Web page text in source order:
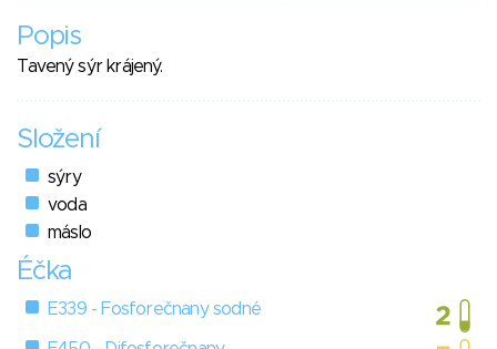
Popis
Tavený sýr krájený.
Složení
sýry
voda
máslo
Éčka
E339 - Fosforečnany sodné